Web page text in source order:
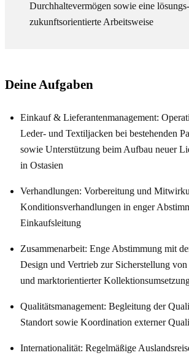
Durchhaltevermögen sowie eine
zukunftsorientierte Arbeitsweise
Deine Aufgaben
Einkauf & Lieferantenmanagement:
Leder- und Textiljacken bei bestehenden
sowie Unterstützung beim Aufbau neuer
in Ostasien
Verhandlungen: Vorbereitung und
Konditionsverhandlungen in enger
Einkaufsleitung
Zusammenarbeit: Enge Abstimmung mit
Design und Vertrieb zur Sicherstellung
und marktorientierter
Qualitätsmanagement: Begleitung der
Standort sowie Koordination externer
Internationalität: Regelmäßige